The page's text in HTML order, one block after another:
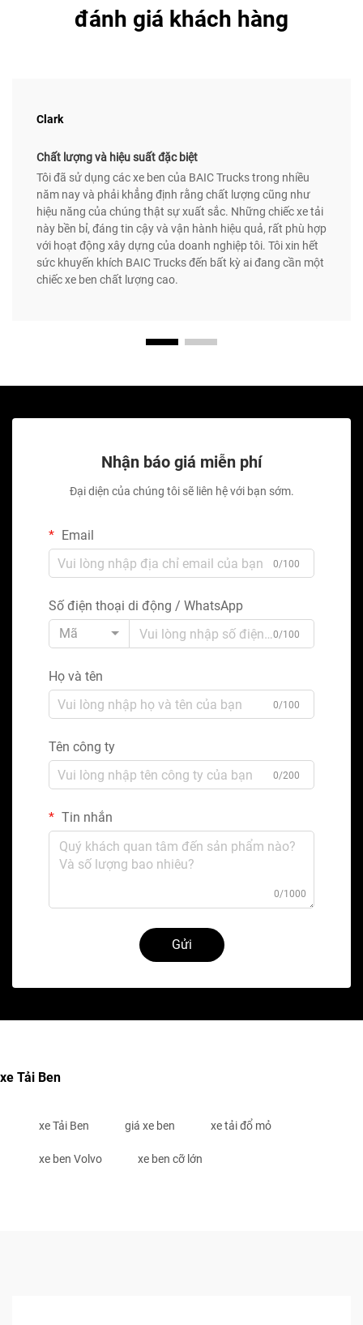
đánh giá khách hàng
Clark
Chất lượng và hiệu suất đặc biệt
Tôi đã sử dụng các xe ben của BAIC Trucks trong nhiều
năm nay và phải khẳng định rằng chất lượng cũng như
hiệu năng của chúng thật sự xuất sắc. Những chiếc xe tải
này bền bỉ, đáng tin cậy và vận hành hiệu quả, rất phù hợp
với hoạt động xây dựng của doanh nghiệp tôi. Tôi xin hết
sức khuyến khích BAIC Trucks đến bất kỳ ai đang cần một
chiếc xe ben chất lượng cao.
Nhận báo giá miễn phí
Đại diện của chúng tôi sẽ liên hệ với bạn sớm.
Email
0/100
Số điện thoại di động / WhatsApp
Mã
0/100
Họ và tên
0/100
Tên công ty
0/200
Tin nhắn
0/1000
Gửi
xe Tải Ben
xe Tải Ben giá xe ben xe tải đổ mỏ
xe ben Volvo xe ben cỡ lớn